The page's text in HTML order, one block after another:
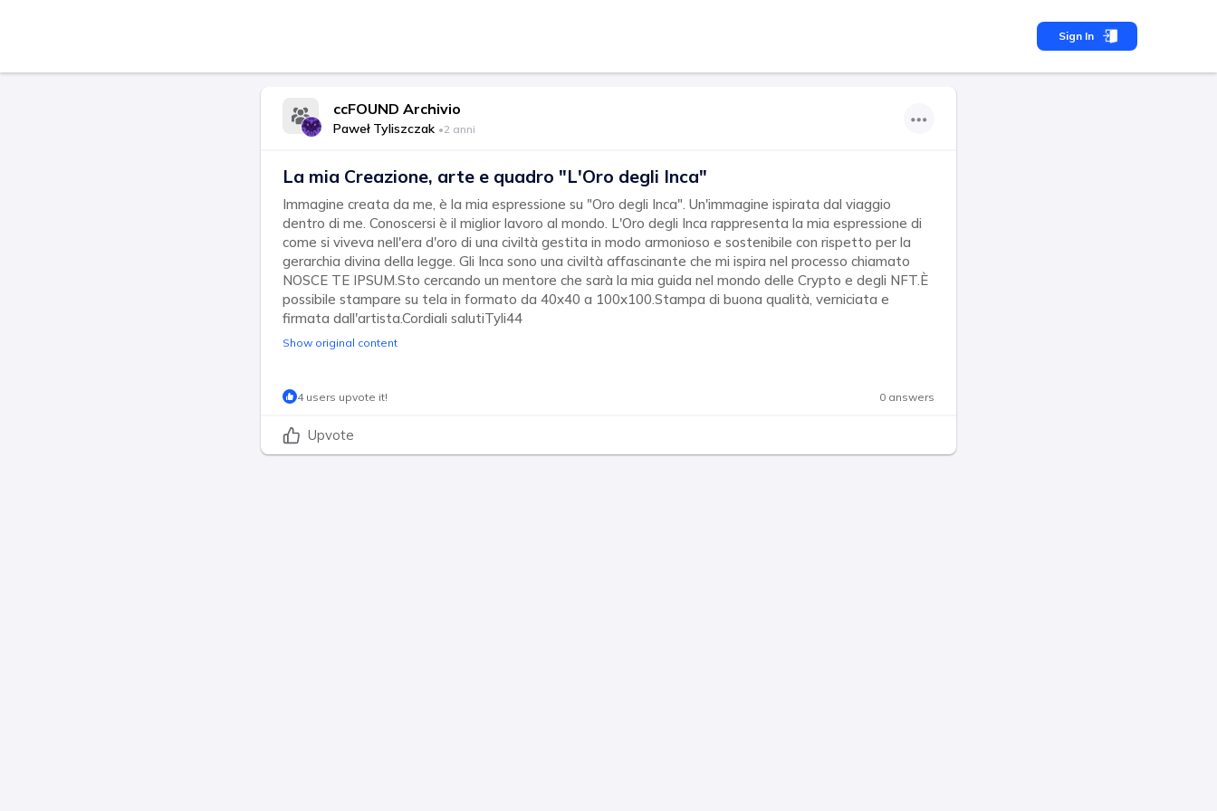
Sign In
ccFOUND Archivio
Paweł Tyliszczak •2 anni
La mia Creazione, arte e quadro "L'Oro degli Inca"
Immagine creata da me, è la mia espressione su "Oro degli Inca". Un'immagine ispirata dal viaggio
dentro di me. Conoscersi è il miglior lavoro al mondo. L'Oro degli Inca rappresenta la mia espressione di
come si viveva nell'era d'oro di una civiltà gestita in modo armonioso e sostenibile con rispetto per la
gerarchia divina della legge. Gli Inca sono una civiltà affascinante che mi ispira nel processo chiamato
NOSCE TE IPSUM.Sto cercando un mentore che sarà la mia guida nel mondo delle Crypto e degli NFT.È
possibile stampare su tela in formato da 40x40 a 100x100.Stampa di buona qualità, verniciata e
firmata dall'artista.Cordiali salutiTyli44
Show original content
4 users upvote it! 0 answers
Upvote